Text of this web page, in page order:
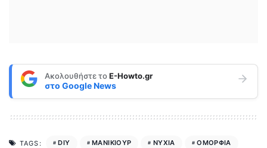
Ακολουθήστε τοE-Howto.gr
στο Google News
TAGS: DIY ΜΑΝΙΚΙΟΥΡ ΝΥΧΙΑ ΟΜΟΡΦΙΑ